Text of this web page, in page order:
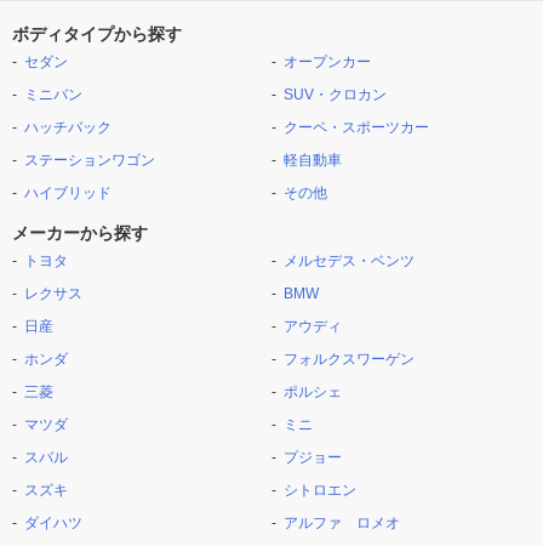
ボディタイプから探す
セダン
ミニバン
ハッチバック
ステーションワゴン
ハイブリッド
オープンカー
SUV・クロカン
クーペ・スポーツカー
軽自動車
その他
メーカーから探す
トヨタ
レクサス
日産
ホンダ
三菱
マツダ
スバル
スズキ
ダイハツ
メルセデス・ベンツ
BMW
アウディ
フォルクスワーゲン
ポルシェ
ミニ
プジョー
シトロエン
アルファ ロメオ